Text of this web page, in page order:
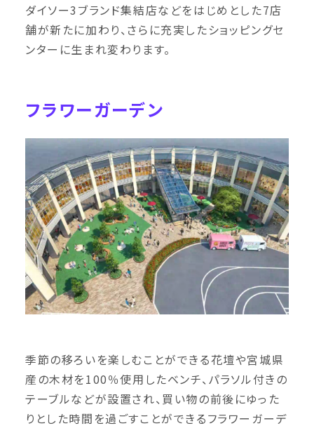
ダイソー3ブランド集結店などをはじめとした7店
舗が新たに加わり、さらに充実したショッピングセ
ンターに生まれ変わります。
フラワーガーデン
季節の移ろいを楽しむことができる花壇や宮城県
産の木材を100％使用したベンチ、パラソル付きの
テーブルなどが設置され、買い物の前後にゆった
りとした時間を過ごすことができるフラワーガーデ